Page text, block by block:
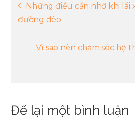
hướng
bài
Những điều cần nhớ khi lái
đường đèo
Vì sao nên chăm sóc hệ
Để lại một bình luận